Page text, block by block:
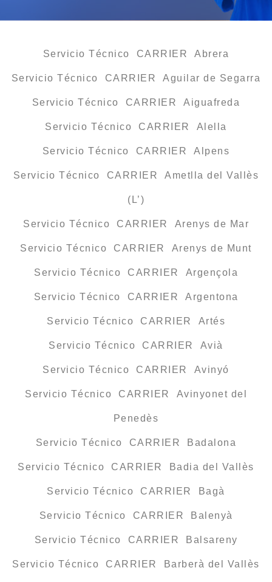
Servicio Técnico CARRIER Abrera
Servicio Técnico CARRIER Aguilar de Segarra
Servicio Técnico CARRIER Aiguafreda
Servicio Técnico CARRIER Alella
Servicio Técnico CARRIER Alpens
Servicio Técnico CARRIER Ametlla del Vallès
(L’)
Servicio Técnico CARRIER Arenys de Mar
Servicio Técnico CARRIER Arenys de Munt
Servicio Técnico CARRIER Argençola
Servicio Técnico CARRIER Argentona
Servicio Técnico CARRIER Artés
Servicio Técnico CARRIER Avià
Servicio Técnico CARRIER Avinyó
Servicio Técnico CARRIER Avinyonet del
Penedès
Servicio Técnico CARRIER Badalona
Servicio Técnico CARRIER Badia del Vallès
Servicio Técnico CARRIER Bagà
Servicio Técnico CARRIER Balenyà
Servicio Técnico CARRIER Balsareny
Servicio Técnico CARRIER Barberà del Vallès